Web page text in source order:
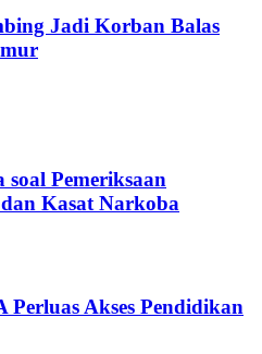
Jadi Korban Balas
Pemeriksaan
Kasat Narkoba
Perluas Akses Pendidikan